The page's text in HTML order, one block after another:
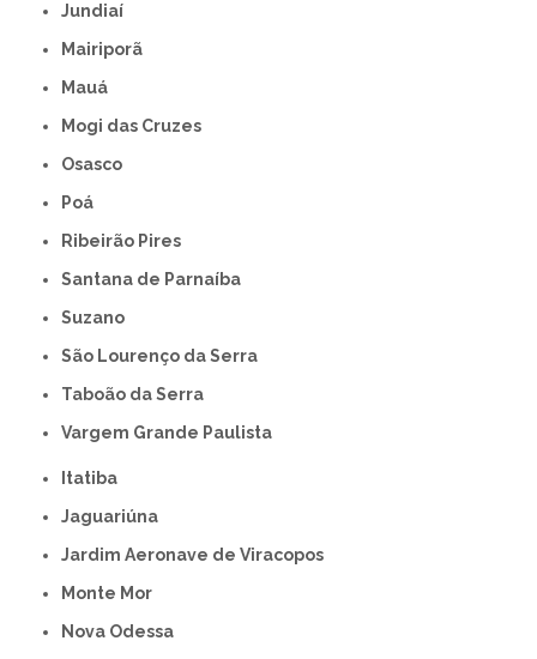
Jundiaí
Mairiporã
Mauá
Mogi das Cruzes
Osasco
Poá
Ribeirão Pires
Santana de Parnaíba
Suzano
São Lourenço da Serra
Taboão da Serra
Vargem Grande Paulista
Itatiba
Jaguariúna
Jardim Aeronave de Viracopos
Monte Mor
Nova Odessa